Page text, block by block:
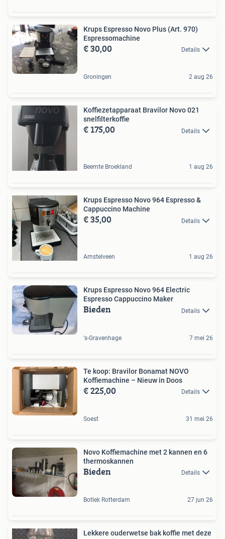
Krups Espresso Novo Plus (Art. 970)
Espressomachine
€ 30,00 Details
Groningen 2 aug 26
Koffiezetapparaat Bravilor Novo 021
snelfilterkoffie
€ 175,00 Details
Beemte Broekland 1 aug 26
Krups Espresso Novo 964 Espresso &
Cappuccino Machine
€ 35,00 Details
Amstelveen 1 aug 26
Krups Espresso Novo 964 Electric
Espresso Cappuccino Maker
Bieden Details
's-Gravenhage 7 mei 26
Te koop: Bravilor Bonamat NOVO
Koffiemachine – Nieuw in Doos
€ 225,00 Details
Soest 31 mei 26
Novo Koffiemachine met 2 kannen en 6
thermoskannen
Bieden Details
Botlek Rotterdam 27 jun 26
Lekkere ouderwetse bak koffie met deze